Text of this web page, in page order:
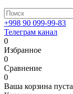
+998 90 099-99-83
Телеграм канал
0
Избранное
0
Сравнение
0
Ваша корзина